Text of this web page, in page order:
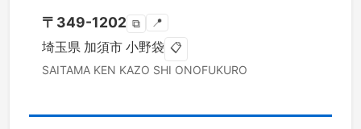
〒 349-1202 ⧉ 📍
埼玉県 加須市 小野袋 📋
SAITAMA KEN KAZO SHI ONOFUKURO